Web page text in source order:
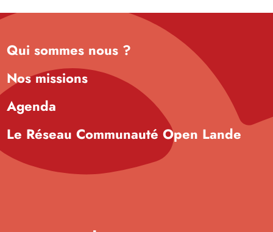
Qui sommes nous ?
Nos missions
Agenda
Le Réseau Communauté Open Lande